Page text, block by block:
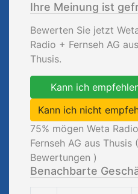
Ihre Meinung ist
Bewerten Sie jetzt
Radio + Fernseh AG aus
Thusis.
Kann ich
Kann ich nicht
75% mögen Weta
Fernseh AG aus Thusis (
Bewertungen )
Benachbarte